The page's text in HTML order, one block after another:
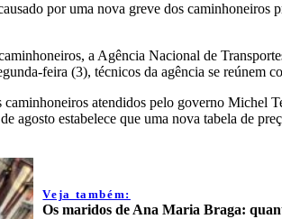
por uma nova greve dos
a Agência Nacional de
feira (3), técnicos da agência se
atendidos pelo governo Michel
agosto estabelece que uma nova tabela de
Veja também:
Os maridos de Ana Maria Braga: